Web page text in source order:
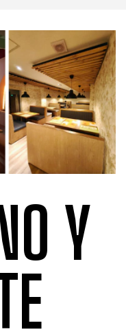
visual de ligereza,
por expertos carpinteros
sedosos al tacto que
chapa natural de alta
Queen (160x190) y King
con detalles en
bajo pedido,
ensamble sean
hecho en
Y